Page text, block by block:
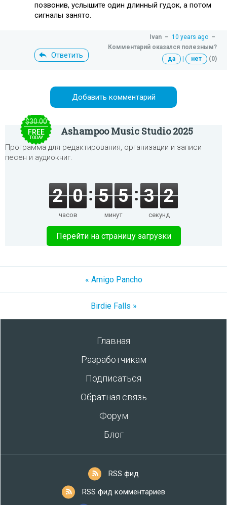
позвонив, услышите один длинный гудок, а потом
сигналы занято.
Ответить
Ivan – 10 years ago –
Комментарий оказался полезным?
да
нет (0)
Добавить комментарий
$30.00
FREE
TODAY
Ashampoo Music Studio 2025
Программа для редактирования, организации и записи
песен и аудиокниг.
2 0
часов
5 5
минут
3 2
секунд
Перейти на страницу загрузки
« Amigo Pancho
Birdie Falls »
Главная
Разработчикам
Подписаться
Обратная связь
Форум
Блог
RSS фид
RSS фид комментариев